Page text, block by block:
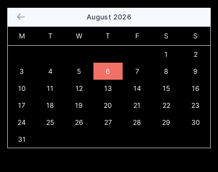
August 2026
M T W T F S S
1 2
3 4 5 6 7 8 9
10 11 12 13 14 15 16
17 18 19 20 21 22 23
24 25 26 27 28 29 30
31